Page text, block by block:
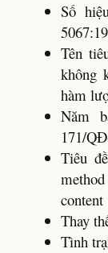
Số
Tên
không
hàm
Năm
171/
Tiêu
content
Thay
Tình